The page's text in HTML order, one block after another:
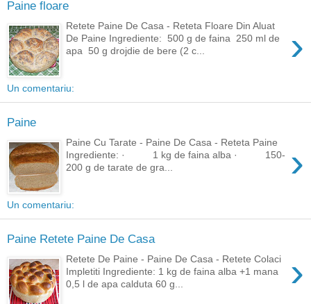
Paine floare
›
Retete Paine De Casa - Reteta Floare Din Aluat
De Paine Ingrediente: 500 g de faina 250 ml de
apa 50 g drojdie de bere (2 c...
Un comentariu:
Paine
›
Paine Cu Tarate - Paine De Casa - Reteta Paine
Ingrediente: · 1 kg de faina alba · 150-
200 g de tarate de gra...
Un comentariu:
Paine Retete Paine De Casa
›
Retete De Paine - Paine De Casa - Retete Colaci
Impletiti Ingrediente: 1 kg de faina alba +1 mana
0,5 l de apa calduta 60 g...